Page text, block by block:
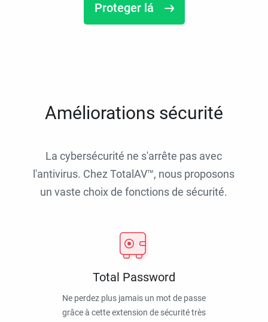
Proteger lá
Améliorations sécurité
La cybersécurité ne s'arrête pas avec
l'antivirus. Chez TotalAV™, nous proposons
un vaste choix de fonctions de sécurité.
Total Password
Ne perdez plus jamais un mot de passe
grâce à cette extension de sécurité très